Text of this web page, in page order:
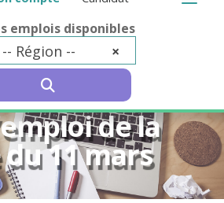
emplois disponibles
×
-- Région --
de la
11 mars